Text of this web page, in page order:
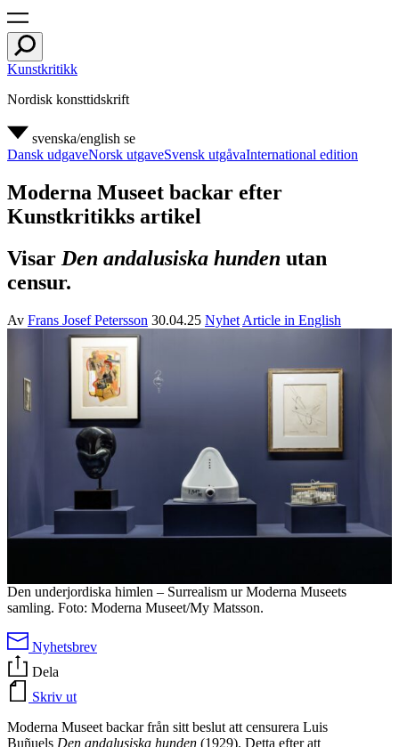
Kunstkritikk
Nordisk konsttidskrift
svenska/english se
Dansk udgaveNorsk utgaveSvensk utgåvaInternational edition
Moderna Museet backar efter
Kunstkritikks artikel
Visar Den andalusiska hunden utan
censur.
Av Frans Josef Petersson 30.04.25 Nyhet Article in English
Den underjordiska himlen – Surrealism ur Moderna Museets
samling. Foto: Moderna Museet/My Matsson.
Nyhetsbrev
Dela
Skriv ut
Moderna Museet backar från sitt beslut att censurera Luis
Buñuels Den andalusiska hunden (1929). Detta efter att